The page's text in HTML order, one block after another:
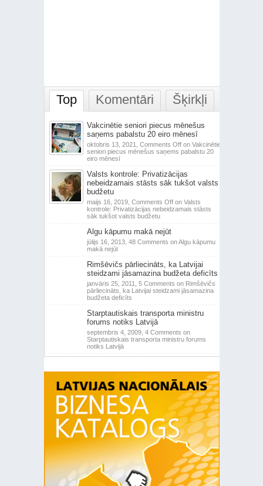
Top Komentāri Šķirkļi
Vakcinētie seniori piecus mēnešus
saņems pabalstu 20 eiro mēnesī
oktobris 13, 2021, Comments Offon Vakcinētie
seniori piecus mēnešus saņems pabalstu 20
eiro mēnesī
Valsts kontrole: Privatizācijas
nebeidzamais stāsts sāk tukšot valsts
budžetu
maijs 16, 2019, Comments Offon Valsts
kontrole: Privatizācijas nebeidzamais stāsts
sāk tukšot valsts budžetu
Algu kāpumu makā nejūt
jūlijs 16, 2013, 48 Comments on Algu kāpumu
makā nejūt
Rimšēvičs pārliecināts, ka Latvijai
steidzami jāsamazina budžeta deficīts
janvāris 25, 2011, 5 Comments on Rimšēvičs
pārliecināts, ka Latvijai steidzami jāsamazina
budžeta deficīts
Starptautiskais transporta ministru
forums notiks Latvijā
septembris 4, 2009, 4 Comments on
Starptautiskais transporta ministru forums
notiks Latvijā